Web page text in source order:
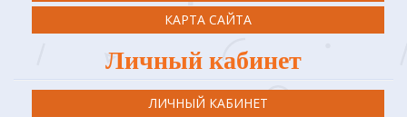
КАРТА САЙТА
Личный кабинет
ЛИЧНЫЙ КАБИНЕТ